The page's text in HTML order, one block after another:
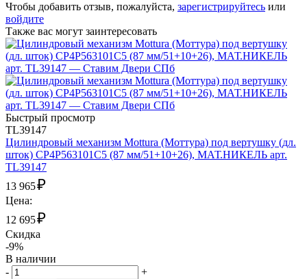
Чтобы добавить отзыв, пожалуйста, зарегистрируйтесь или
войдите
Также вас могут заинтересовать
Быстрый просмотр
TL39147
Цилиндровый механизм Mottura (Моттура) под вертушку (дл.
шток) CP4P563101C5 (87 мм/51+10+26), МАТ.НИКЕЛЬ арт.
TL39147
13 965₽
Цена:
12 695₽
Скидка
-9%
В наличии
-
+